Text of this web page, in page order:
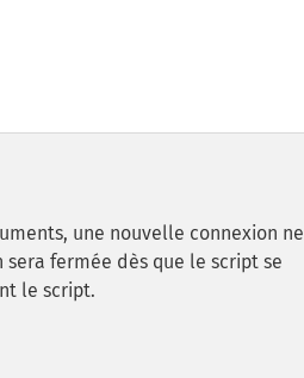
une nouvelle connexion ne
fermée dès que le script se
le script.